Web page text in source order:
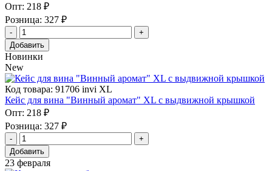
Опт: 218 ₽
Розница: 327 ₽
Добавить
Новинки
New
Код товара: 91706 invi XL
Кейс для вина "Винный аромат" XL с выдвижной крышкой
Опт: 218 ₽
Розница: 327 ₽
Добавить
23 февраля